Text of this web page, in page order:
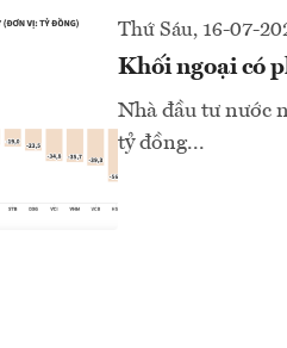
Thứ Sáu, 16-07-
Khối ngoại có
Nhà đầu tư nước
tỷ đồng...